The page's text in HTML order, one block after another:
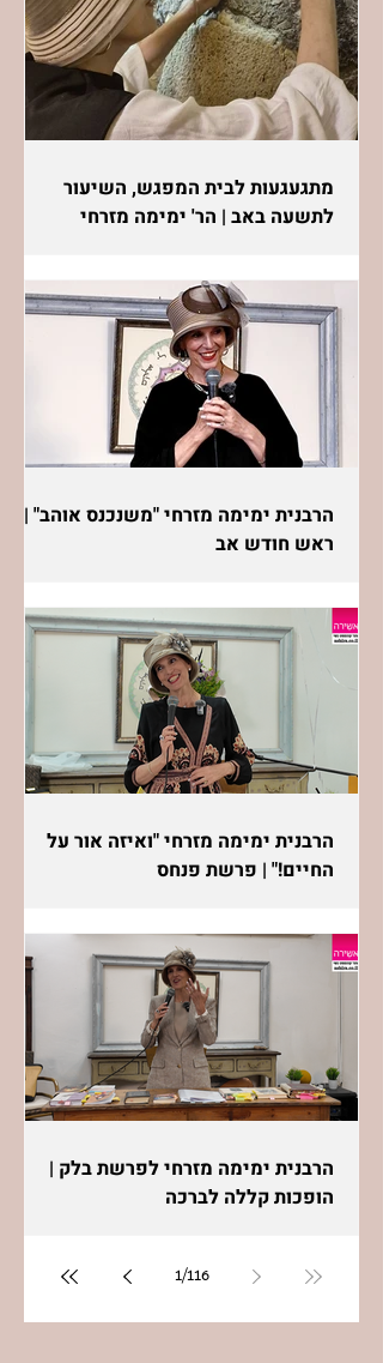
מתגעגעות לבית המפגש, השיעור
לתשעה באב | הר' ימימה מזרחי
הרבנית ימימה מזרחי "משנכנס אוהב" |
ראש חודש אב
הרבנית ימימה מזרחי "ואיזה אור על
החיים!" | פרשת פנחס
הרבנית ימימה מזרחי לפרשת בלק |
הופכות קללה לברכה
1/116